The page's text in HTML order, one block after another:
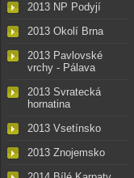
2013 NP Podyjí
2013 Okolí Brna
2013 Pavlovské
vrchy - Pálava
2013 Svratecká
hornatina
2013 Vsetínsko
2013 Znojemsko